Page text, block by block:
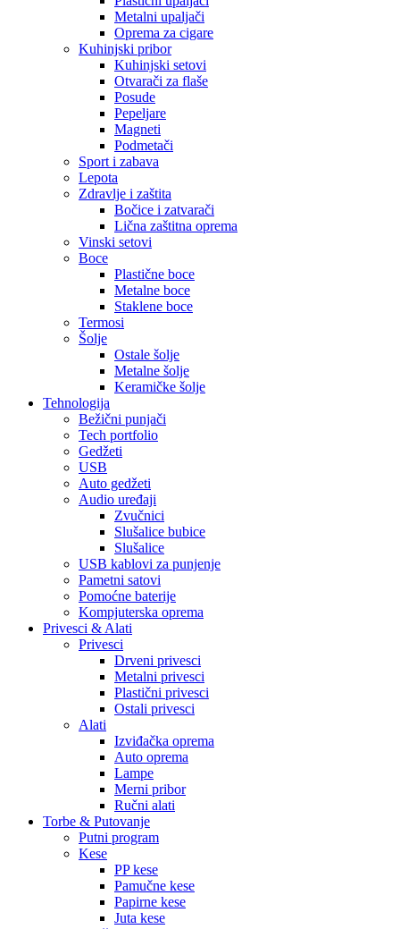
Metalni upaljači
Oprema za cigare
Kuhinjski pribor
Kuhinjski setovi
Otvarači za flaše
Posude
Pepeljare
Magneti
Podmetači
Sport i zabava
Lepota
Zdravlje i zaštita
Bočice i zatvarači
Lična zaštitna oprema
Vinski setovi
Boce
Plastične boce
Metalne boce
Staklene boce
Termosi
Šolje
Ostale šolje
Metalne šolje
Keramičke šolje
Tehnologija
Bežični punjači
Tech portfolio
Gedžeti
USB
Auto gedžeti
Audio uređaji
Zvučnici
Slušalice bubice
Slušalice
USB kablovi za punjenje
Pametni satovi
Pomoćne baterije
Kompjuterska oprema
Privesci & Alati
Privesci
Drveni privesci
Metalni privesci
Plastični privesci
Ostali privesci
Alati
Izviđačka oprema
Auto oprema
Lampe
Merni pribor
Ručni alati
Torbe & Putovanje
Putni program
Kese
PP kese
Pamučne kese
Papirne kese
Juta kese